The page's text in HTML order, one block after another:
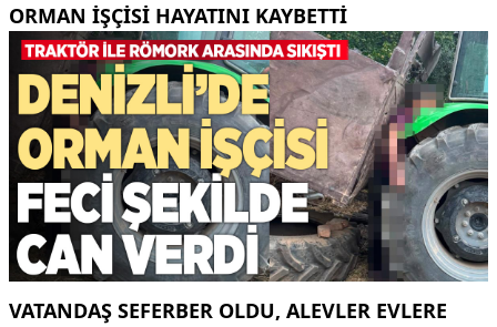
ORMAN IŞÇISI HAYATINI KAYBETTI
VATANDAŞ SEFERBER OLDU, ALEVLER EVLERE